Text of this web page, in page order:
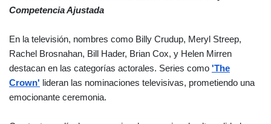
Competencia Ajustada
En la televisión, nombres como Billy Crudup, Meryl Streep,
Rachel Brosnahan, Bill Hader, Brian Cox, y Helen Mirren
destacan en las categorías actorales. Series como 'The
Crown' lideran las nominaciones televisivas, prometiendo una
emocionante ceremonia.